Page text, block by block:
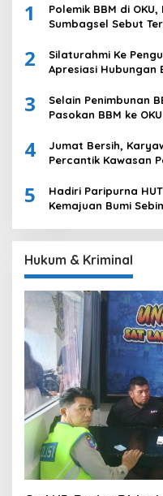
1
Polemik BBM di
Sumbagsel Sebut
Komering Ulu
2
Silaturahmi Ke
Apresiasi Hubungan
3
Selain Penimbunan
Pasokan BBM ke
4
Jumat Bersih,
Percantik Kawasan
5
Hadiri Paripurna
Kemajuan Bumi
Hukum & Kriminal